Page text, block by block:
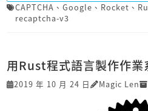
CAPTCHA 、 Google 、 Rocket 、
recaptcha-v3
用Rust程式語言製作作
2019 年 10 月 24 日 Magic Len